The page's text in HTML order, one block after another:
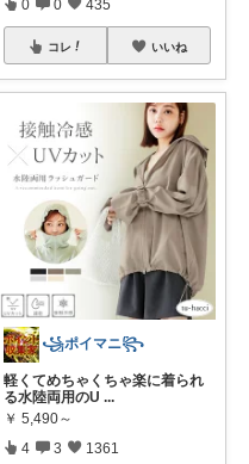
0 0 435
コレ いいね
꧁ポイマニ꧂
軽くてめちゃくちゃ楽に着られ
る水陸両用のU ...
￥ 5,490～
4 3 1361